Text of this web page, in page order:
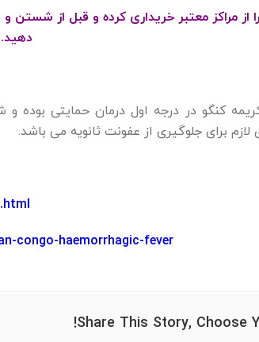
دهید.
کنگو در درجه اول درمان حمایتی بوده
برای جلوگیری از عفونت ثانویه می باشد.
congo-haemorrhagic-fever
Share This Story, Choose